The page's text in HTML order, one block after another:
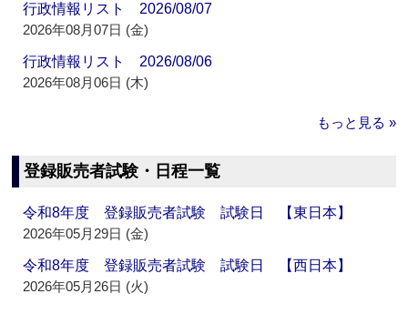
行政情報リスト 2026/08/07
2026年08月07日 (金)
行政情報リスト 2026/08/06
2026年08月06日 (木)
もっと見る »
登録販売者試験・日程一覧
令和8年度 登録販売者試験 試験日 【東日本】
2026年05月29日 (金)
令和8年度 登録販売者試験 試験日 【西日本】
2026年05月26日 (火)